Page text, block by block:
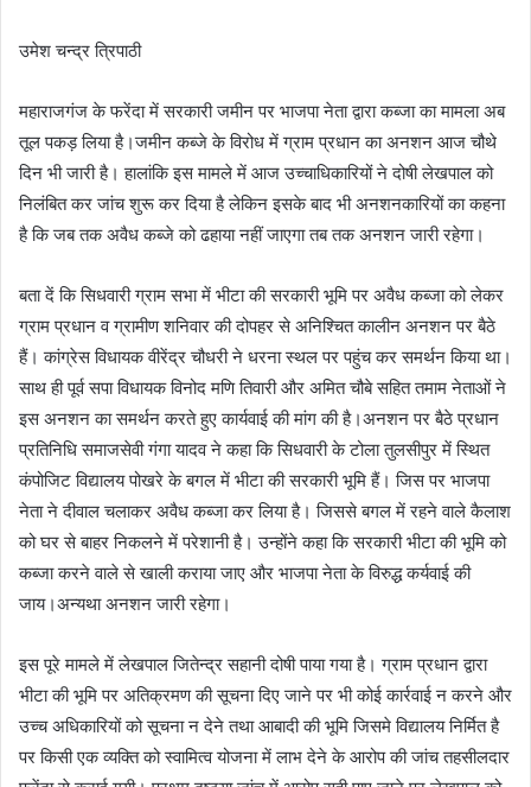
उमेश चन्द्र त्रिपाठी
महाराजगंज के फरेंदा में सरकारी जमीन पर भाजपा नेता द्वारा कब्जा का मामला अब
तूल पकड़ लिया है।जमीन कब्जे के विरोध में ग्राम प्रधान का अनशन आज चौथे
दिन भी जारी है।‌ हालांकि इस मामले में आज उच्चाधिकारियों ने दोषी लेखपाल को
निलंबित कर जांच शुरू कर दिया है लेकिन इसके बाद भी अनशनकारियों का कहना
है कि जब तक अवैध कब्जे को ढहाया नहीं जाएगा तब तक अनशन जारी रहेगा।
बता दें कि सिधवारी ग्राम सभा में भीटा की सरकारी भूमि पर अवैध कब्जा को लेकर
ग्राम प्रधान व ग्रामीण शनिवार की दोपहर से अनिश्चित कालीन अनशन पर बैठे
हैं। कांग्रेस विधायक वीरेंद्र चौधरी ने धरना स्थल पर पहुंच कर समर्थन किया था।
साथ ही पूर्व सपा विधायक विनोद मणि तिवारी और अमित चौबे सहित तमाम नेताओं ने
इस अनशन का समर्थन करते हुए कार्यवाई की मांग की है।अनशन पर बैठे प्रधान
प्रतिनिधि समाजसेवी गंगा यादव ने कहा कि सिधवारी के टोला तुलसीपुर में स्थित
कंपोजिट विद्यालय पोखरे के बगल में भीटा की सरकारी भूमि हैं। जिस पर भाजपा
नेता ने दीवाल चलाकर अवैध कब्जा कर लिया है। जिससे बगल में रहने वाले कैलाश
को घर से बाहर निकलने में परेशानी है। उन्होंने कहा कि सरकारी भीटा की भूमि को
कब्जा करने वाले से खाली कराया जाए और भाजपा नेता के विरुद्ध कर्यवाई की
जाय।अन्यथा अनशन जारी रहेगा।
इस पूरे मामले में लेखपाल जितेन्द्र सहानी दोषी पाया गया है। ग्राम प्रधान द्वारा
भीटा की भूमि पर अतिक्रमण की सूचना दिए जाने पर भी कोई कार्रवाई न करने और
उच्च अधिकारियों को सूचना न देने तथा आबादी की भूमि जिसमे विद्यालय निर्मित है
पर किसी एक व्यक्ति को स्वामित्व योजना में लाभ देने के आरोप की जांच तहसीलदार